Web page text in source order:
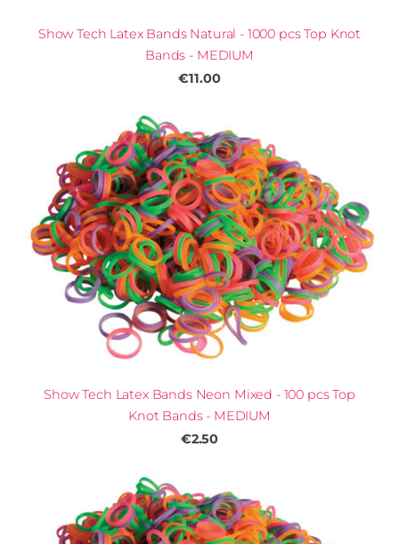
Show Tech Latex Bands Natural - 1000 pcs Top Knot
Bands - MEDIUM
€11.00
Show Tech Latex Bands Neon Mixed - 100 pcs Top
Knot Bands - MEDIUM
€2.50